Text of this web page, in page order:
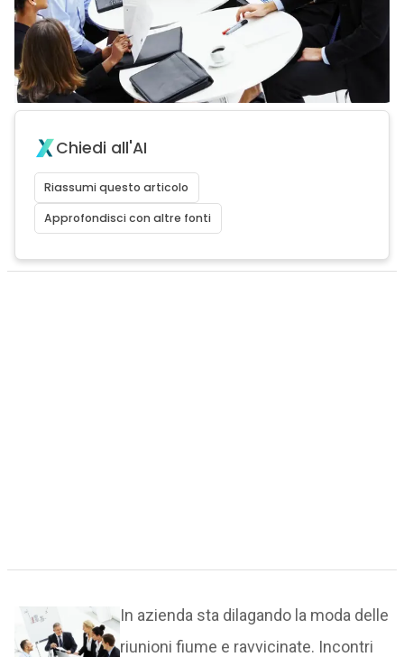
Chiedi all'AI
Riassumi questo articolo
Approfondisci con altre fonti
In azienda sta dilagando la moda delle
riunioni fiume e ravvicinate. Incontri